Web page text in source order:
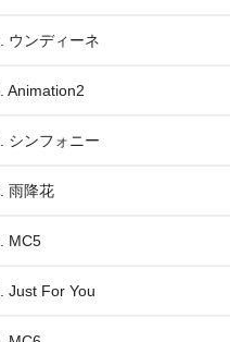
ウンディーネ
Animation2
シンフォニー
雨降花
MC5
Just For You